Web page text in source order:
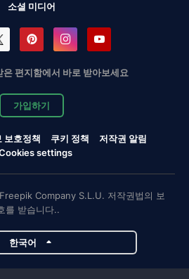
소셜 미디어
은 편지함에서 바로 받아보세요
가입하기
보호정책 쿠키 정책
저작권 알림
settings
Company S.L.U. 저작권법의 보
를 받습니다..
한국어